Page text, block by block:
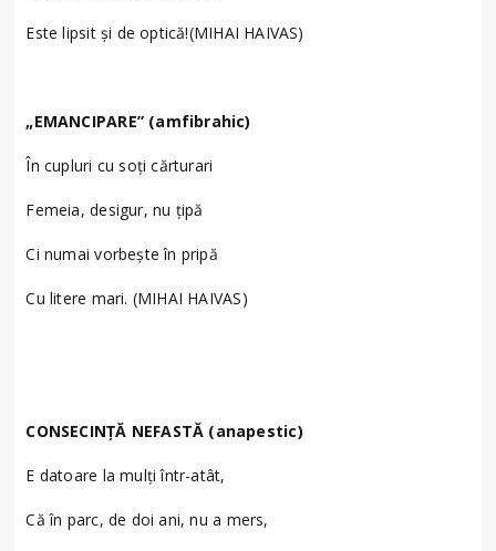
Este lipsit și de optică!(MIHAI HAIVAS)
„EMANCIPARE” (amfibrahic)
În cupluri cu soți cărturari
Femeia, desigur, nu țipă
Ci numai vorbește în pripă
Cu litere mari. (MIHAI HAIVAS)
CONSECINȚĂ NEFASTĂ (anapestic)
E datoare la mulți într-atât,
Că în parc, de doi ani, nu a mers,